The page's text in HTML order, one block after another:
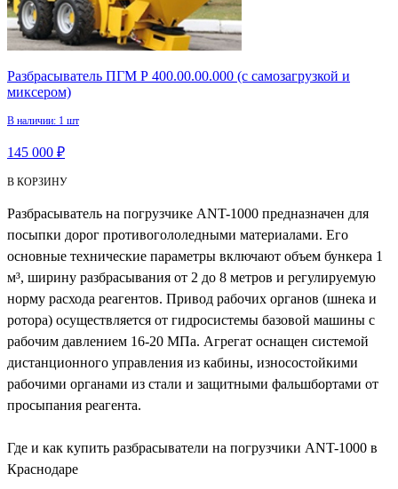
Разбрасыватель ПГМ Р 400.00.00.000 (с самозагрузкой и
миксером)
В наличии: 1 шт
145 000 ₽
В КОРЗИНУ
Разбрасыватель на погрузчике ANT-1000 предназначен для
посыпки дорог противогололедными материалами. Его
основные технические параметры включают объем бункера 1
м³, ширину разбрасывания от 2 до 8 метров и регулируемую
норму расхода реагентов. Привод рабочих органов (шнека и
ротора) осуществляется от гидросистемы базовой машины с
рабочим давлением 16-20 МПа. Агрегат оснащен системой
дистанционного управления из кабины, износостойкими
рабочими органами из стали и защитными фальшбортами от
просыпания реагента.
Где и как купить разбрасыватели на погрузчики ANT-1000 в
Краснодаре